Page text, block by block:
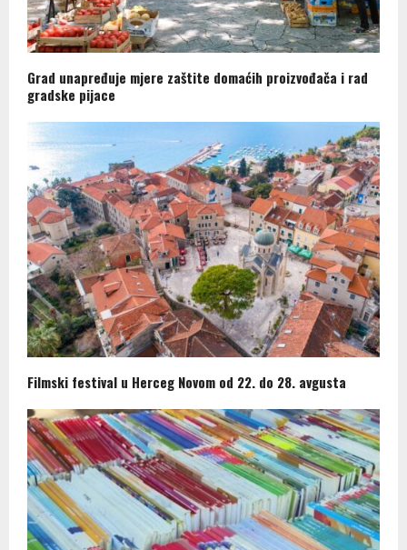
Grad unapređuje mjere zaštite domaćih proizvođača i rad
gradske pijace
Filmski festival u Herceg Novom od 22. do 28. avgusta